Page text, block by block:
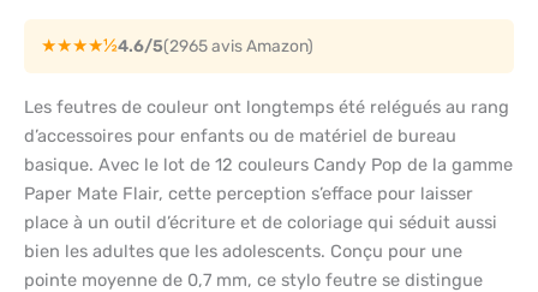
★★★★½4.6/5(2965 avis Amazon)
Les feutres de couleur ont longtemps été relégués au rang
d’accessoires pour enfants ou de matériel de bureau
basique. Avec le lot de 12 couleurs Candy Pop de la gamme
Paper Mate Flair, cette perception s’efface pour laisser
place à un outil d’écriture et de coloriage qui séduit aussi
bien les adultes que les adolescents. Conçu pour une
pointe moyenne de 0,7 mm, ce stylo feutre se distingue